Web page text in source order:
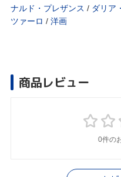
ナルド・プレザンス / ダリア
ツァーロ / 洋画
商品レビュー
0件の